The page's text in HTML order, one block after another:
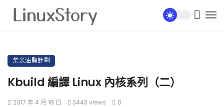
柴米油鹽計劃
Kbuild 編譯 Linux 內核系列（二）
2017 年 4 月 18 日 3443 views 0